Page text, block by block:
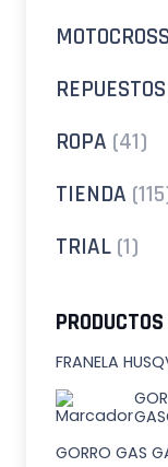
MOTOCROSS
REPUESTOS
ROPA (41)
TIENDA
TRIAL (1)
FRANELA
GORRO GAS